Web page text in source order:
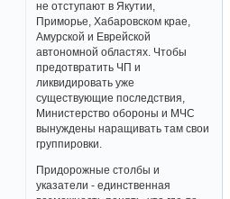
не отступают в Якутии,
Приморье, Хабаровском крае,
Амурской и Еврейской
автономной областях. Чтобы
предотвратить ЧП и
ликвидировать уже
существующие последствия,
Министерство обороны и МЧС
вынуждены наращивать там свои
группировки.
Придорожные столбы и
указатели - единственная